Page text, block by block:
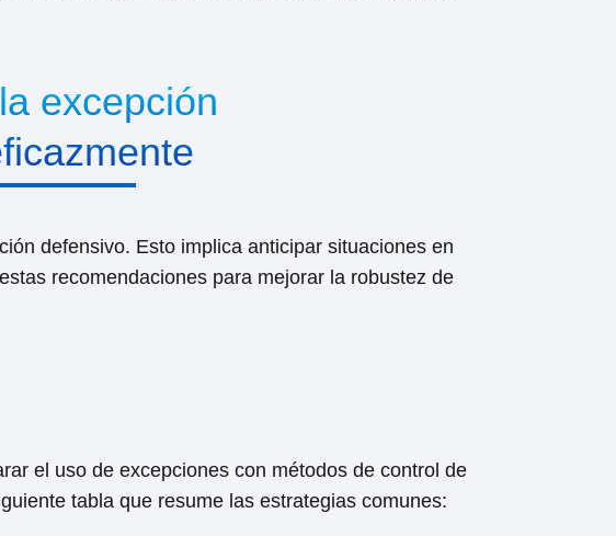
excepción
defensivo. Esto implica anticipar situaciones en
recomendaciones para mejorar la robustez de
el uso de excepciones con métodos de control de
tabla que resume las estrategias comunes: